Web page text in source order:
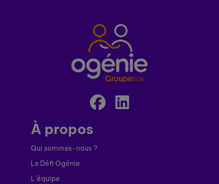
À propos
Qui sommes-nous ?
Le Défi Ogénie
L’équipe